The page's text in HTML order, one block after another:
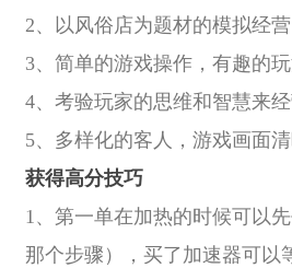
2、以风俗店为题材的模拟经营
3、简单的游戏操作，有趣的
4、考验玩家的思维和智慧来
5、多样化的客人，游戏画面
获得高分技巧
1、第一单在加热的时候可以
那个步骤），买了加速器可以